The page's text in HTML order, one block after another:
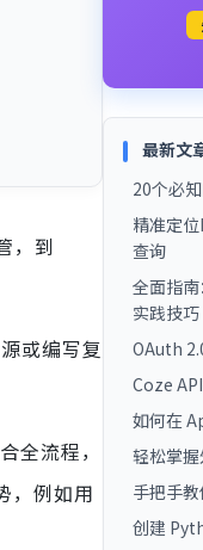
，到
或编写复
流程，
，例如用
最新文
20个必
精准定
查询
全面指
实践技巧
OAuth
Coze
如何在
轻松掌
手把手
创建